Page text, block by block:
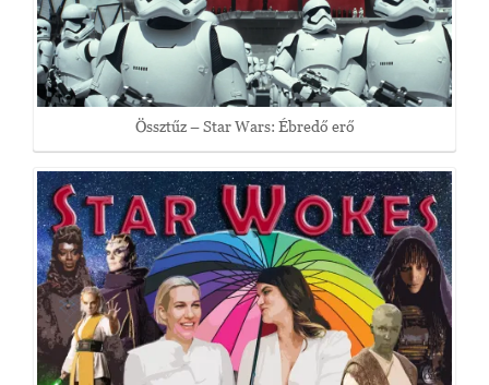
Össztűz – Star Wars: Ébredő erő